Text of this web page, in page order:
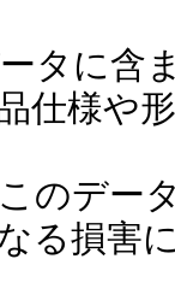
タに含
仕様や
のデー
る損害